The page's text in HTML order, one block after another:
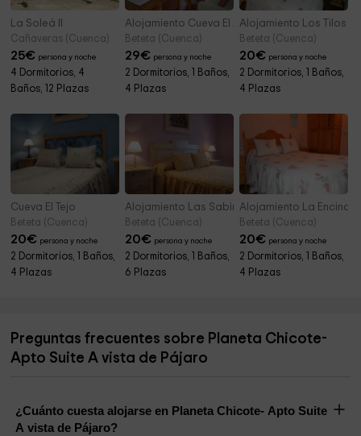
La Soleá II
Cañaveras (Cuenca)
25€ persona y noche
4 Dormitorios, 4
Baños, 12 Plazas
Alojamiento Cueva El Acebo
Beteta (Cuenca)
29€ persona y noche
2 Dormitorios, 1 Baños,
4 Plazas
Alojamiento Los Tilos
Beteta (Cuenca)
20€ persona y noche
2 Dormitorios, 1 Baños,
4 Plazas
Cueva El Tejo
Beteta (Cuenca)
20€ persona y noche
2 Dormitorios, 1 Baños,
4 Plazas
Alojamiento Las Sabinas
Beteta (Cuenca)
20€ persona y noche
2 Dormitorios, 1 Baños,
6 Plazas
Alojamiento La Encina
Beteta (Cuenca)
20€ persona y noche
2 Dormitorios, 1 Baños,
4 Plazas
Preguntas frecuentes sobre Planeta Chicote-
Apto Suite A vista de Pájaro
¿Cuánto cuesta alojarse en Planeta Chicote- Apto Suite
A vista de Pájaro?